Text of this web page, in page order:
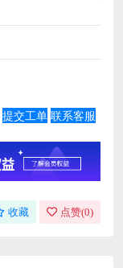
提交工单 联系客服
收藏 点赞(0)